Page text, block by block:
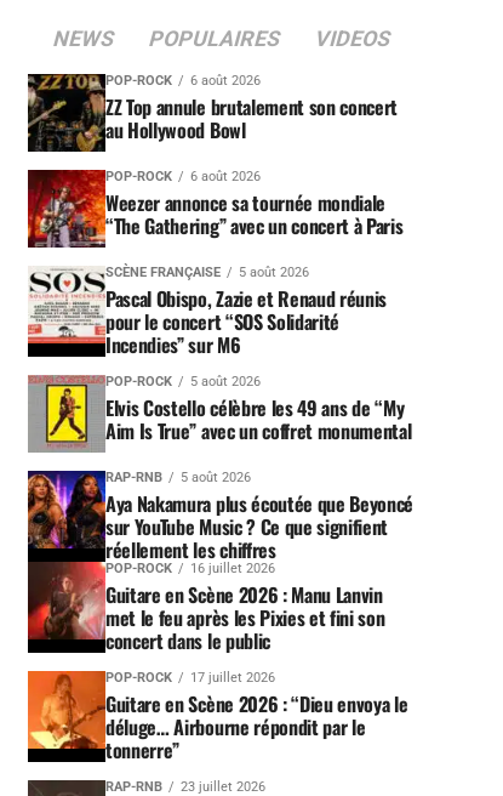
NEWS POPULAIRES VIDEOS
POP-ROCK 6 août 2026
ZZ Top annule brutalement son concert
au Hollywood Bowl
POP-ROCK 6 août 2026
Weezer annonce sa tournée mondiale
“The Gathering” avec un concert à Paris
SCÈNE FRANÇAISE 5 août 2026
Pascal Obispo, Zazie et Renaud réunis
pour le concert “SOS Solidarité
Incendies” sur M6
POP-ROCK 5 août 2026
Elvis Costello célèbre les 49 ans de “My
Aim Is True” avec un coffret monumental
RAP-RNB 5 août 2026
Aya Nakamura plus écoutée que Beyoncé
sur YouTube Music ? Ce que signifient
réellement les chiffres
POP-ROCK 16 juillet 2026
Guitare en Scène 2026 : Manu Lanvin
met le feu après les Pixies et fini son
concert dans le public
POP-ROCK 17 juillet 2026
Guitare en Scène 2026 : “Dieu envoya le
déluge… Airbourne répondit par le
tonnerre”
RAP-RNB 23 juillet 2026